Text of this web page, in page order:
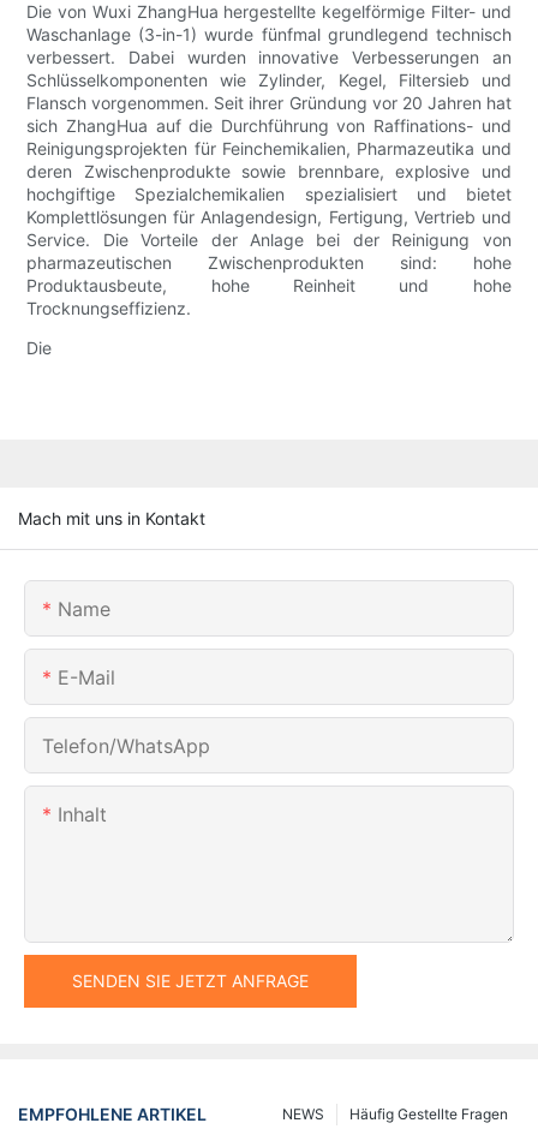
Die von Wuxi ZhangHua hergestellte kegelförmige Filter- und
Waschanlage (3-in-1) wurde fünfmal grundlegend technisch
verbessert. Dabei wurden innovative Verbesserungen an
Schlüsselkomponenten wie Zylinder, Kegel, Filtersieb und
Flansch vorgenommen. Seit ihrer Gründung vor 20 Jahren hat
sich ZhangHua auf die Durchführung von Raffinations- und
Reinigungsprojekten für Feinchemikalien, Pharmazeutika und
deren Zwischenprodukte sowie brennbare, explosive und
hochgiftige Spezialchemikalien spezialisiert und bietet
Komplettlösungen für Anlagendesign, Fertigung, Vertrieb und
Service. Die Vorteile der Anlage bei der Reinigung von
pharmazeutischen Zwischenprodukten sind: hohe
Produktausbeute, hohe Reinheit und hohe
Trocknungseffizienz.
Die
Mach mit uns in Kontakt
Name
E-Mail
Telefon/WhatsApp
Inhalt
SENDEN SIE JETZT ANFRAGE
EMPFOHLENE ARTIKEL Häufig Gestellte Fragen
NEWS